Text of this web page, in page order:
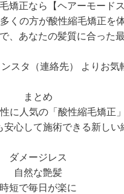
矯正なら【ヘアーモードス
くの方が酸性縮毛矯正を
、あなたの髪質に合った
スタ（連絡先） よりお気
まとめ
に人気の「酸性縮毛矯正」
心して施術できる新しい
ダメージレス
自然な艶髪
時短で毎日が楽に